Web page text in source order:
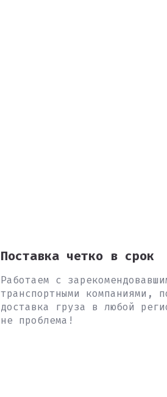
Поставка четко в срок
Работаем с
транспортными компаниями,
доставка груза в любой
не проблема!